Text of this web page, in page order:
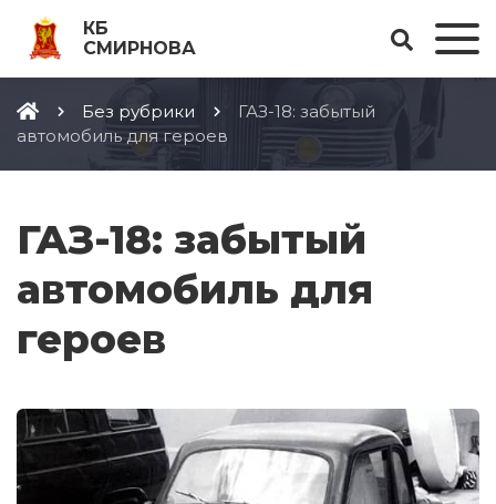
КБ
СМИРНОВА
Без рубрики
ГАЗ-18: забытый
автомобиль для героев
ГАЗ-18: забытый
автомобиль для
героев